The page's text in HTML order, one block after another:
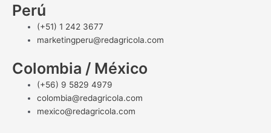
Perú
(+51) 1 242 3677
marketingperu@redagricola.com
Colombia / México
(+56) 9 5829 4979
colombia@redagricola.com
mexico@redagricola.com